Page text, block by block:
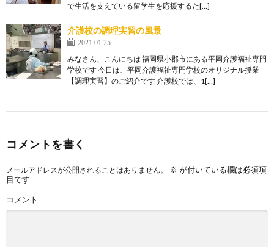
で生活を支えている留学生を応援するた[…]
介護校の調理実習の風景
2021.01.25
みなさん、こんにちは 福岡県小郡市にある平岡介護福祉専門
学校です 今日は、平岡介護福祉専門学校のオリジナル授業
【調理実習】のご紹介です 介護校では、1[…]
コメントを書く
メールアドレスが公開されることはありません。 ※ が付いている欄は必須項
目です
コメント